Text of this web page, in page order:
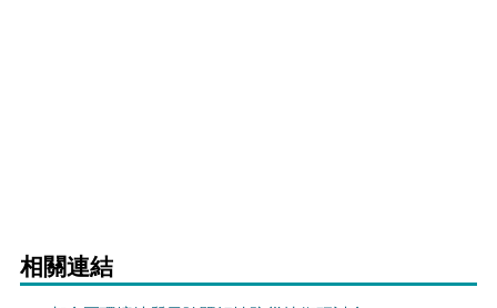
相關連結